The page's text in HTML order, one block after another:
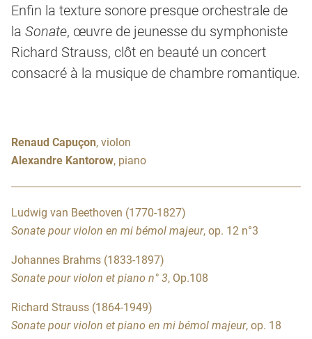
Enfin la texture sonore presque orchestrale de
la Sonate, œuvre de jeunesse du symphoniste
Richard Strauss, clôt en beauté un concert
consacré à la musique de chambre romantique.
Renaud Capuçon, violon
Alexandre Kantorow, piano
Ludwig van Beethoven (1770-1827)
Sonate pour violon en mi bémol majeur, op. 12 n°3
Johannes Brahms (1833-1897)
Sonate pour violon et piano n° 3, Op.108
Richard Strauss (1864-1949)
Sonate pour violon et piano en mi bémol majeur, op. 18